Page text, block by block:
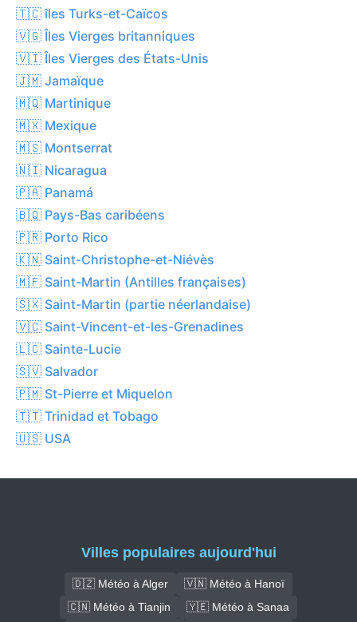
🇹🇨 îles Turks-et-Caïcos
🇻🇬 Îles Vierges britanniques
🇻🇮 Îles Vierges des États-Unis
🇯🇲 Jamaïque
🇲🇶 Martinique
🇲🇽 Mexique
🇲🇸 Montserrat
🇳🇮 Nicaragua
🇵🇦 Panamá
🇧🇶 Pays-Bas caribéens
🇵🇷 Porto Rico
🇰🇳 Saint-Christophe-et-Niévès
🇲🇫 Saint-Martin (Antilles françaises)
🇸🇽 Saint-Martin (partie néerlandaise)
🇻🇨 Saint-Vincent-et-les-Grenadines
🇱🇨 Sainte-Lucie
🇸🇻 Salvador
🇵🇲 St-Pierre et Miquelon
🇹🇹 Trinidad et Tobago
🇺🇸 USA
Villes populaires aujourd'hui
🇩🇿 Météo à Alger
🇻🇳 Météo à Hanoï
🇨🇳 Météo à Tianjin
🇾🇪 Météo à Sanaa